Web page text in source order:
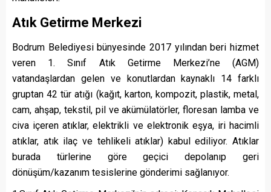
Atık Getirme Merkezi
Bodrum Belediyesibünyesinde 2017 yılından beri hizmet
veren 1. Sınıf Atık Getirme Merkezi’ne (AGM)
vatandaşlardan gelen ve konutlardan kaynaklı 14 farklı
gruptan 42 tür atığı (kağıt, karton, kompozit, plastik, metal,
cam, ahşap, tekstil, pil ve akümülatörler, floresan lamba ve
civa içeren atıklar, elektrikli ve elektronik eşya, iri hacimli
atıklar, atık ilaç ve tehlikeli atıklar) kabul ediliyor. Atıklar
burada türlerine göre geçici depolanıp geri
dönüşüm/kazanım tesislerine gönderimi sağlanıyor.